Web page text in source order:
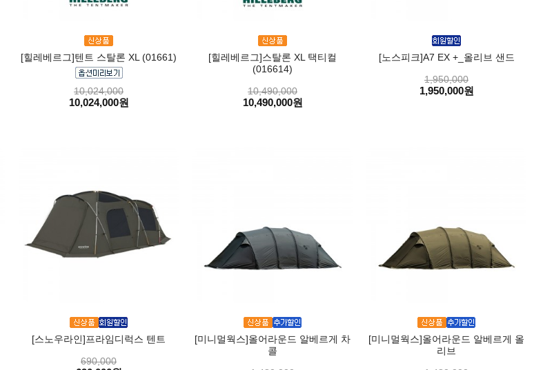
[힐레베르그]텐트 스탈론 XL (01661)
10,024,000
10,024,000원
[힐레베르그]스탈론 XL 택티컬
(016614)
10,490,000
10,490,000원
[노스피크]A7 EX +_올리브 샌드
1,950,000
1,950,000원
[스노우라인]프라임디럭스 텐트
690,000
[미니멀웍스]올어라운드 알베르게 차
콜
[미니멀웍스]올어라운드 알베르게 올
리브